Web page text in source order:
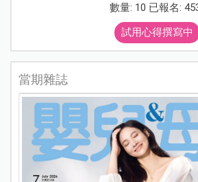
數量: 10 已報名:
試用心得撰寫中
當期雜誌